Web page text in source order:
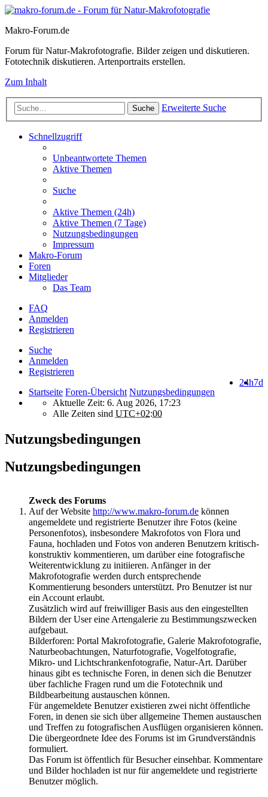
Makro-Forum.de
Forum für Natur-Makrofotografie. Bilder zeigen und diskutieren.
Fototechnik diskutieren. Artenportraits erstellen.
Zum Inhalt
Suche Erweiterte Suche
Schnellzugriff
Unbeantwortete Themen
Aktive Themen
Suche
Aktive Themen (24h)
Aktive Themen (7 Tage)
Nutzungsbedingungen
Impressum
Makro-Forum
Foren
Mitglieder
Das Team
FAQ
Anmelden
Registrieren
Suche
Anmelden
Registrieren
7d
24h
Startseite Foren-Übersicht Nutzungsbedingungen
Aktuelle Zeit: 6. Aug 2026, 17:23
Alle Zeiten sind UTC+02:00
Nutzungsbedingungen
Nutzungsbedingungen
Zweck des Forums
Auf der Website http://www.makro-forum.de können
angemeldete und registrierte Benutzer ihre Fotos (keine
Personenfotos), insbesondere Makrofotos von Flora und
Fauna, hochladen und Fotos von anderen Benutzern kritisch-
konstruktiv kommentieren, um darüber eine fotografische
Weiterentwicklung zu initiieren. Anfänger in der
Makrofotografie werden durch entsprechende
Kommentierung besonders unterstützt. Pro Benutzer ist nur
ein Account erlaubt.
Zusätzlich wird auf freiwilliger Basis aus den eingestellten
Bildern der User eine Artengalerie zu Bestimmungszwecken
aufgebaut.
Bilderforen: Portal Makrofotografie, Galerie Makrofotografie,
Naturbeobachtungen, Naturfotografie, Vogelfotografie,
Mikro- und Lichtschrankenfotografie, Natur-Art. Darüber
hinaus gibt es technische Foren, in denen sich die Benutzer
über fachliche Fragen rund um die Fototechnik und
Bildbearbeitung austauschen können.
Für angemeldete Benutzer existieren zwei nicht öffentliche
Foren, in denen sie sich über allgemeine Themen austauschen
und Treffen zu fotografischen Ausflügen organisieren können.
Die übergeordnete Idee des Forums ist im Grundverständnis
formuliert.
Das Forum ist öffentlich für Besucher einsehbar. Kommentare
und Bilder hochladen ist nur für angemeldete und registrierte
Benutzer möglich.